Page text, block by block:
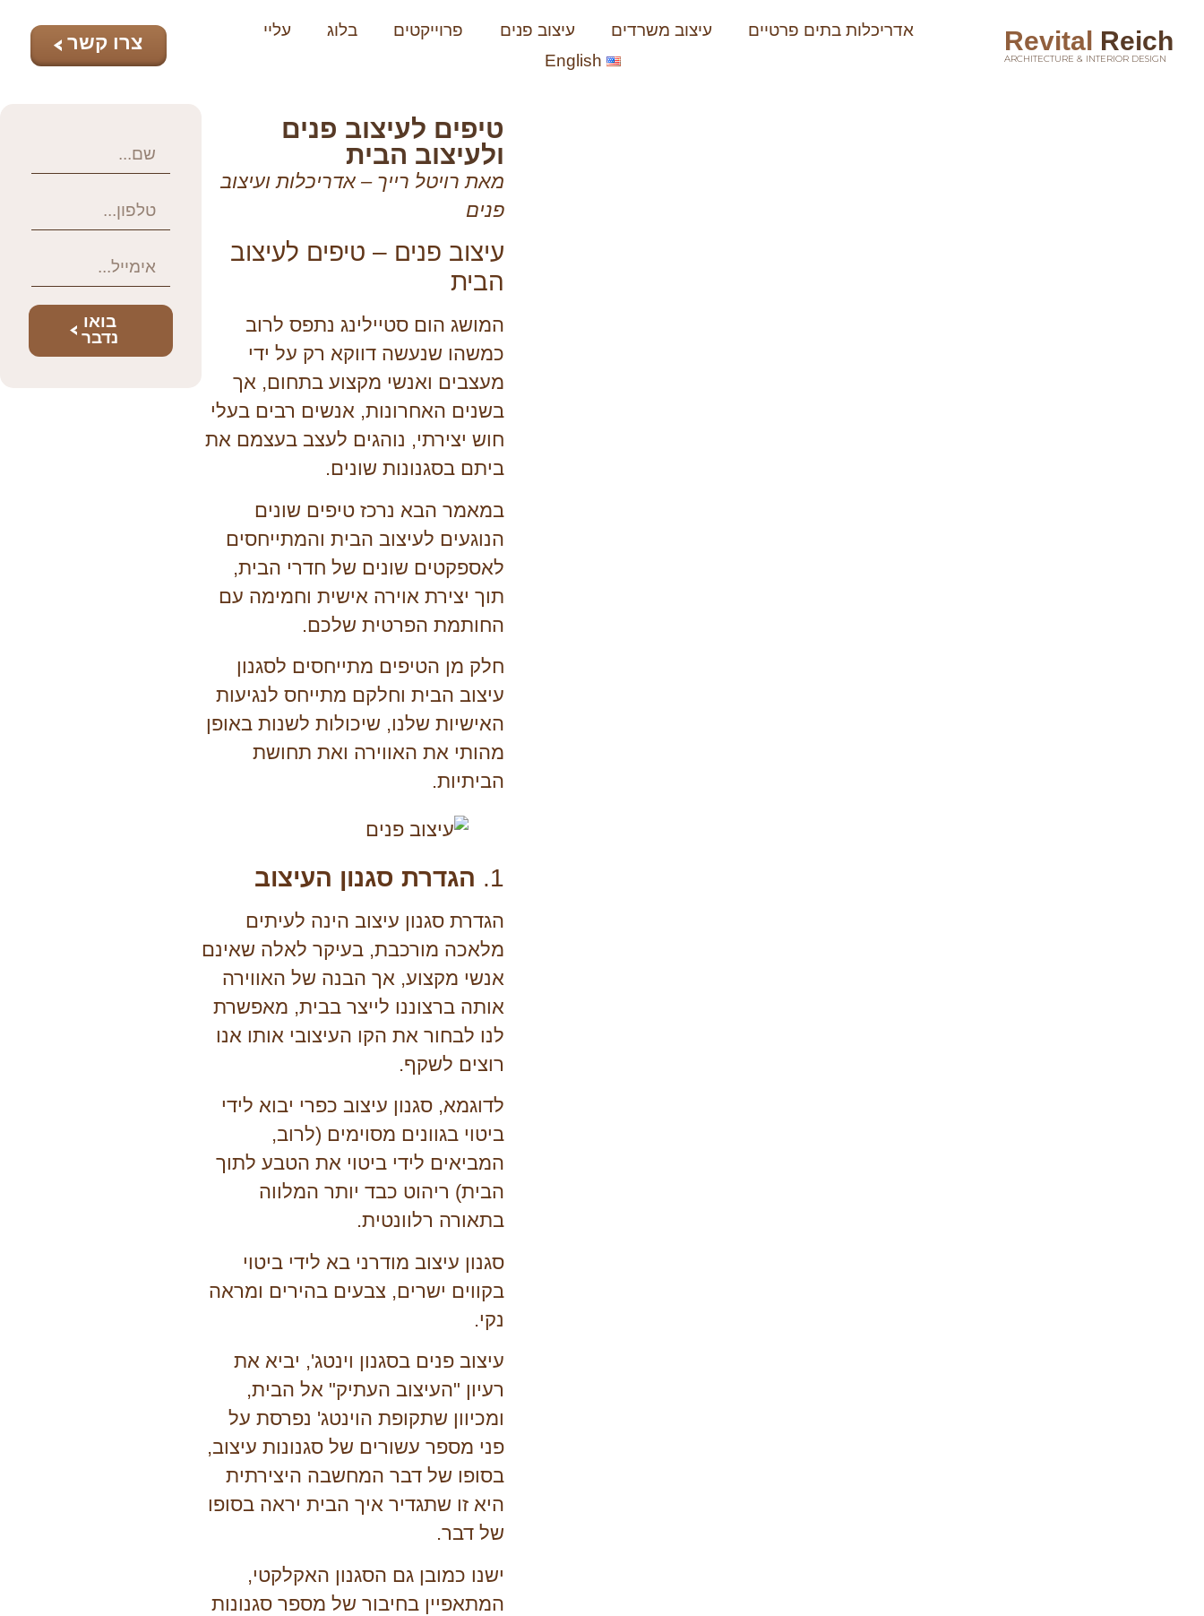
Revital Reich
ARCHITECTURE & INTERIOR DESIGN
אדריכלות בתים פרטיים עיצוב משרדים עיצוב פנים פרוייקטים בלוג
עליי
English
צרו קשר
טיפים לעיצוב פנים
ולעיצוב הבית
מאת רויטל רייך – אדריכלות ועיצוב
פנים
עיצוב פנים – טיפים לעיצוב
הבית
המושג הום סטיילינג נתפס לרוב
כמשהו שנעשה דווקא רק על ידי
מעצבים ואנשי מקצוע בתחום, אך
בשנים האחרונות, אנשים רבים בעלי
חוש יצירתי, נוהגים לעצב בעצמם את
ביתם בסגנונות שונים.
במאמר הבא נרכז טיפים שונים
הנוגעים לעיצוב הבית והמתייחסים
לאספקטים שונים של חדרי הבית,
תוך יצירת אוירה אישית וחמימה עם
החותמת הפרטית שלכם.
חלק מן הטיפים מתייחסים לסגנון
עיצוב הבית וחלקם מתייחס לנגיעות
האישיות שלנו, שיכולות לשנות באופן
מהותי את האווירה ואת תחושת
הביתיות.
1. הגדרת סגנון העיצוב
הגדרת סגנון עיצוב הינה לעיתים
מלאכה מורכבת, בעיקר לאלה שאינם
אנשי מקצוע, אך הבנה של האווירה
אותה ברצוננו לייצר בבית, מאפשרת
לנו לבחור את הקו העיצובי אותו אנו
רוצים לשקף.
לדוגמא, סגנון עיצוב כפרי יבוא לידי
ביטוי בגוונים מסוימים (לרוב,
המביאים לידי ביטוי את הטבע לתוך
הבית) ריהוט כבד יותר המלווה
בתאורה רלוונטית.
סגנון עיצוב מודרני בא לידי ביטוי
בקווים ישרים, צבעים בהירים ומראה
נקי.
עיצוב פנים בסגנון וינטג', יביא את
רעיון "העיצוב העתיק" אל הבית,
ומכיוון שתקופת הוינטג' נפרסת על
פני מספר עשורים של סגנונות עיצוב,
בסופו של דבר המחשבה היצירתית
היא זו שתגדיר איך הבית יראה בסופו
של דבר.
ישנו כמובן גם הסגנון האקלקטי,
המתאפיין בחיבור של מספר סגנונות
בואו
נדבר